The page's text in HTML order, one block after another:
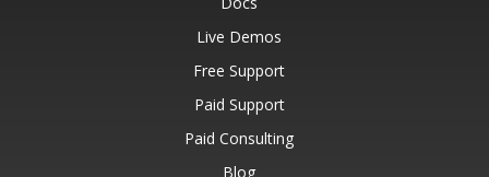
Live Demos
Free Support
Paid Support
Paid Consulting
Blog